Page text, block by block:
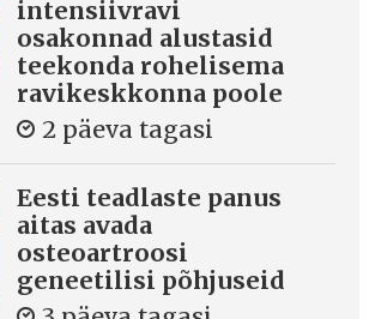
intensiivravi
osakonnad alustasid
teekonda rohelisema
ravikeskkonna poole
2 päeva tagasi
Eesti teadlaste panus
aitas avada
osteoartroosi
geneetilisi põhjuseid